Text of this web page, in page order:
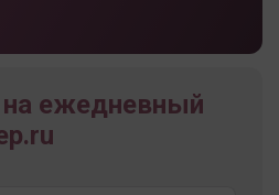
ежедневный